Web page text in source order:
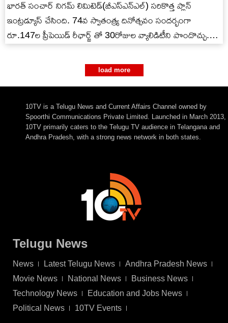
భారత్ సంచార్ నిగమ్ లిమిటెడ్(బీఎస్ఎన్ఎల్) సరికొత్త ప్లాన్
ఇంట్రడ్యూస్ చేసింది. 74వ స్వాతంత్ర్య దినోత్సవం సందర్భంగా
రూ.147ల ప్రీపెయిడ్ రీఛార్జ్ తో 30రోజుల వ్యాలిడిటీని పొందొచ్చు.
load more
10TV is a Telugu News and Current Affairs Channel owned by
Spoorthi Communications Private Limited. Launched in March 2013,
10TV primarily caters to the Telugu TV audience in Telangana and
Andhra Pradesh, with a strong news network in both states.
Telugu News
News Latest Telugu News
Andhra Pradesh News
Movie News
National News
Business News
Technology News
Education and Jobs News
Political News
10TV Events